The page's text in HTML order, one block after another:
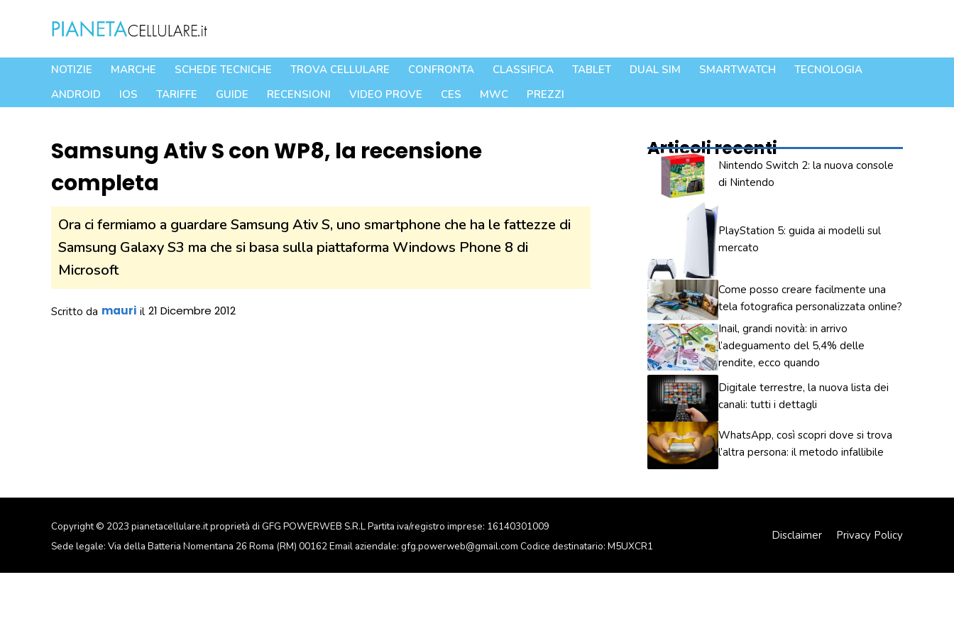
contenuto
NOTIZIE MARCHE SCHEDE TECNICHE TROVA CELLULARE CONFRONTA CLASSIFICA TABLET DUAL SIM SMARTWATCH
TECNOLOGIA
ANDROID
IOS TARIFFE GUIDE RECENSIONI VIDEO PROVE CES MWC PREZZI
Samsung Ativ S con WP8, la recensione
completa
Ora ci fermiamo a guardare Samsung Ativ S, uno smartphone che ha le fattezze di
Samsung Galaxy S3 ma che si basa sulla piattaforma Windows Phone 8 di
Microsoft
Scritto da mauri il 21 Dicembre 2012
Articoli recenti
Nintendo Switch 2: la nuova console
di Nintendo
PlayStation 5: guida ai modelli sul
mercato
Come posso creare facilmente una
tela fotografica personalizzata online?
Inail, grandi novità: in arrivo
l’adeguamento del 5,4% delle
rendite, ecco quando
Digitale terrestre, la nuova lista dei
canali: tutti i dettagli
WhatsApp, così scopri dove si trova
l’altra persona: il metodo infallibile
Copyright © 2023 pianetacellulare.it proprietà di GFG POWERWEB S.R.L Partita iva/registro imprese: 16140301009
Sede legale: Via della Batteria Nomentana 26 Roma (RM) 00162 Email aziendale: gfg.powerweb@gmail.com Codice destinatario: M5UXCR1
Disclaimer Privacy Policy